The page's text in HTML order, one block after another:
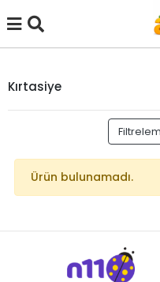
Kırtasiye
Ürün bulunamadı.